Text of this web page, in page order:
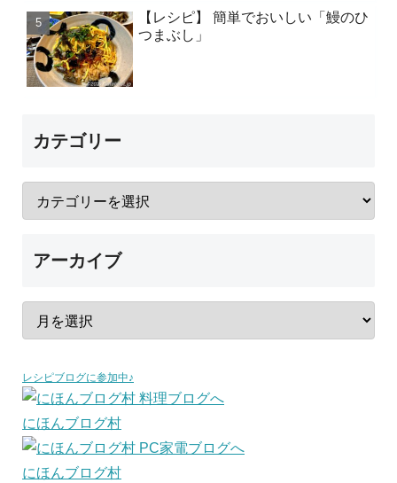
【レシピ】 簡単でおいしい「鰻のひ
つまぶし」
カテゴリー
アーカイブ
レシピブログに参加中♪
にほんブログ村
にほんブログ村